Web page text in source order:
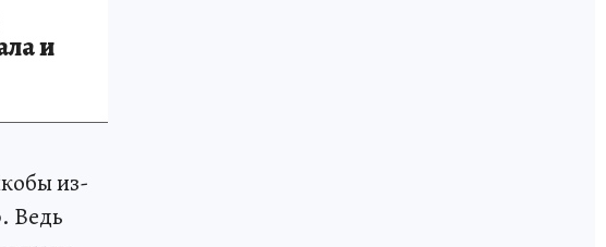
и
из-
Ведь